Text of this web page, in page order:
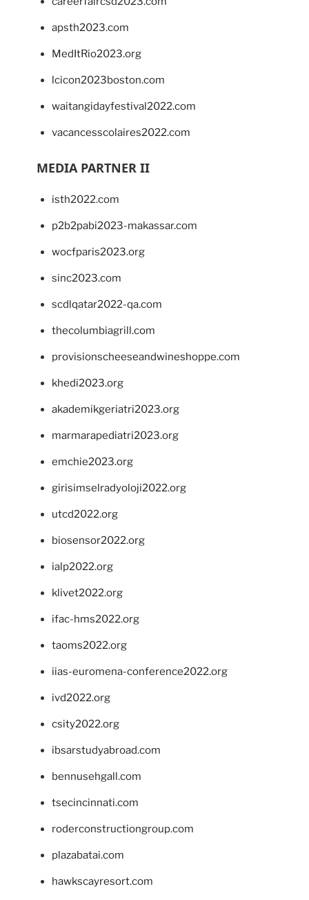
apsth2023.com
MedItRio2023.org
lcicon2023boston.com
waitangidayfestival2022.com
vacancesscolaires2022.com
MEDIA PARTNER II
isth2022.com
p2b2pabi2023-makassar.com
wocfparis2023.org
sinc2023.com
scdlqatar2022-qa.com
thecolumbiagrill.com
provisionscheeseandwineshoppe.com
khedi2023.org
akademikgeriatri2023.org
marmarapediatri2023.org
emchie2023.org
girisimselradyoloji2022.org
utcd2022.org
biosensor2022.org
ialp2022.org
klivet2022.org
ifac-hms2022.org
taoms2022.org
iias-euromena-conference2022.org
ivd2022.org
csity2022.org
ibsarstudyabroad.com
bennusehgall.com
tsecincinnati.com
roderconstructiongroup.com
plazabatai.com
hawkscayresort.com